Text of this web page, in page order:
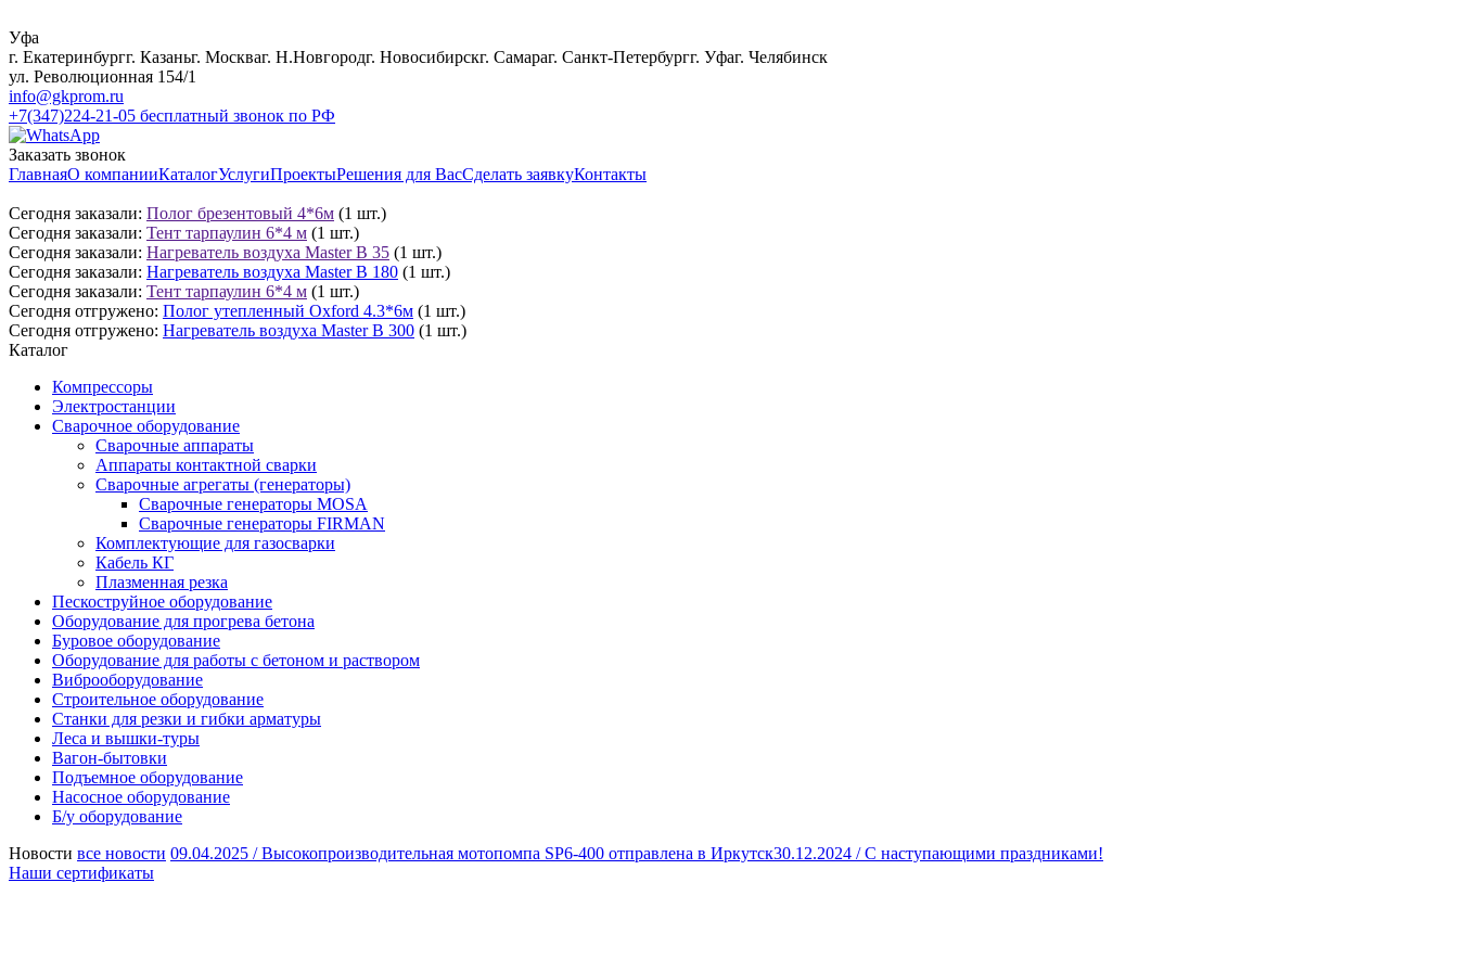
Уфа
г. Екатеринбургг. Казаньг. Москваг. Н.Новгородг. Новосибирскг. Самараг. Санкт-Петербургг. Уфаг. Челябинск
ул. Революционная 154/1
info@gkprom.ru
+7(347)224-21-05 бесплатный звонок по РФ
Заказать звонок
ГлавнаяО компанииКаталогУслугиПроектыРешения для ВасСделать заявкуКонтакты
Сегодня заказали: Полог брезентовый 4*6м (1 шт.)
Сегодня заказали: Тент тарпаулин 6*4 м (1 шт.)
Сегодня заказали: Нагреватель воздуха Master B 35 (1 шт.)
Сегодня заказали: Нагреватель воздуха Master B 180 (1 шт.)
Сегодня заказали: Тент тарпаулин 6*4 м (1 шт.)
Сегодня отгружено: Полог утепленный Oxford 4.3*6м (1 шт.)
Сегодня отгружено: Нагреватель воздуха Master B 300 (1 шт.)
Каталог
Компрессоры
Электростанции
Сварочное оборудование
Сварочные аппараты
Аппараты контактной сварки
Сварочные агрегаты (генераторы)
Сварочные генераторы MOSA
Сварочные генераторы FIRMAN
Комплектующие для газосварки
Кабель КГ
Плазменная резка
Пескоструйное оборудование
Оборудование для прогрева бетона
Буровое оборудование
Оборудование для работы с бетоном и раствором
Виброоборудование
Строительное оборудование
Станки для резки и гибки арматуры
Леса и вышки-туры
Вагон-бытовки
Подъемное оборудование
Насосное оборудование
Б/у оборудование
Новости все новости 09.04.2025 /Высокопроизводительная мотопомпа SP6-400 отправлена в Иркутск30.12.2024 /С наступающими праздниками!
Наши сертификаты